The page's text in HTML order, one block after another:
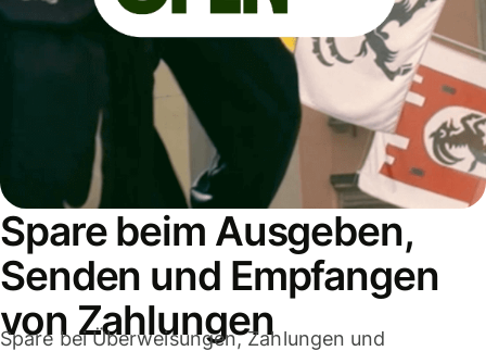
Spare beim Ausgeben,
Senden und Empfangen
von Zahlungen
Spare bei Überweisungen, Zahlungen und